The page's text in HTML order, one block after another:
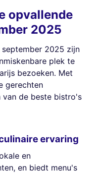
opvallende
2025
september 2025 zijn
plek te
bezoeken. Met
gerechten
de beste bistro's
ervaring
en
en biedt menu's